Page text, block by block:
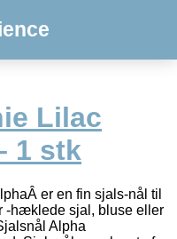
Lilac
1 stk
er en fin sjals-nål til
-hæklede sjal, bluse eller
Alpha